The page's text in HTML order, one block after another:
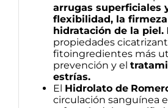
arrugas superficiales
flexibilidad, la
hidratación de la piel.
propiedades
fitoingredientes más
prevención y el
estrías.
El Hidrolato de
circulación sanguínea